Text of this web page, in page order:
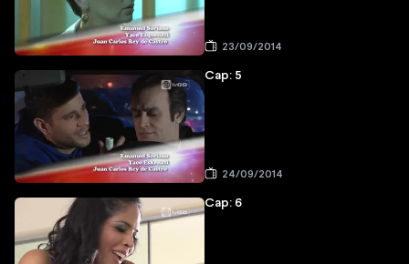
23/09/2014
Cap: 5
24/09/2014
Cap: 6